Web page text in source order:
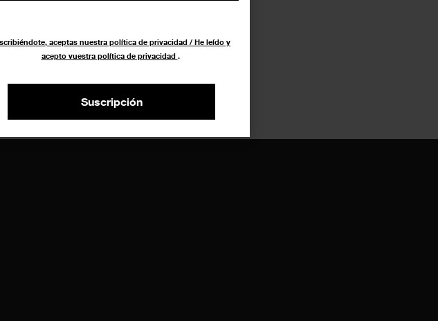
aceptas nuestra política de privacidad / He leído y
acepto vuestra política de privacidad .
Suscripción